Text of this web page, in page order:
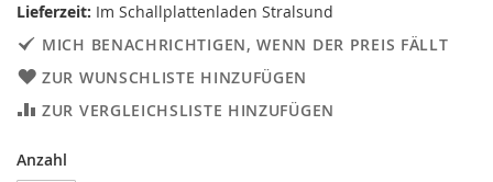
Lieferzeit: Im Schallplattenladen Stralsund
MICH BENACHRICHTIGEN, WENN DER PREIS FÄLLT
ZUR WUNSCHLISTE HINZUFÜGEN
ZUR VERGLEICHSLISTE HINZUFÜGEN
Anzahl